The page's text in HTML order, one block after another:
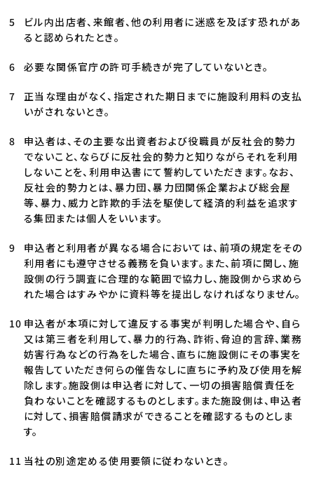
ビル内出店者、来館者、他の利用者に迷惑を及ぼす恐れがあ
ると認められたとき。
必要な関係官庁の許可手続きが完了していないとき。
正当な理由がなく、指定された期日までに施設利用料の支払
いがされないとき。
申込者は、その主要な出資者および役職員が反社会的勢力
でないこと、ならびに反社会的勢力と知りながらそれを利用
しないことを、利用申込書にて誓約していただきます。なお、
反社会的勢力とは、暴力団、暴力団関係企業および総会屋
等、暴力、威力と詐欺的手法を駆使して経済的利益を追求す
る集団または個人をいいます。
申込者と利用者が異なる場合においては、前項の規定をその
利用者にも遵守させる義務を負います。また、前項に関し、施
設側の行う調査に合理的な範囲で協力し、施設側から求めら
れた場合はすみやかに資料等を提出しなければなりません。
申込者が本項に対して違反する事実が判明した場合や、自ら
又は第三者を利用して、暴力的行為、詐術、脅迫的言辞、業務
妨害行為などの行為をした場合、直ちに施設側にその事実を
報告していただき何らの催告なしに直ちに予約及び使用を解
除します。施設側は申込者に対して、一切の損害賠償責任を
負わないことを確認するものとします。また施設側は、申込者
に対して、損害賠償請求ができることを確認するものとしま
す。
当社の別途定める使用要領に従わないとき。